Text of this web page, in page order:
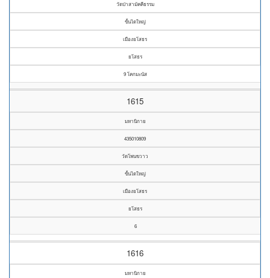
วัดป่าสามัคคีธรรม
ขั้นไดใหญ่
เมืองยโสธร
ยโสธร
9 โคกมะนัส
1615
มหานิกาย
435010809
วัดโพนขวาว
ขั้นไดใหญ่
เมืองยโสธร
ยโสธร
6
1616
มหานิกาย